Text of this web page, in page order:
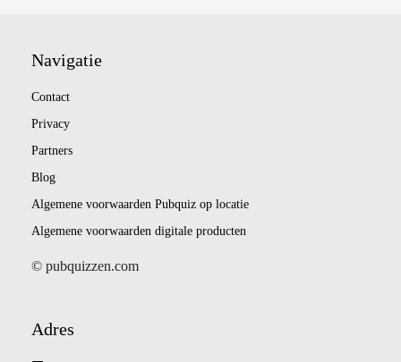
Navigatie
Contact
Privacy
Partners
Blog
Algemene voorwaarden Pubquiz op locatie
Algemene voorwaarden digitale producten
© pubquizzen.com
Adres